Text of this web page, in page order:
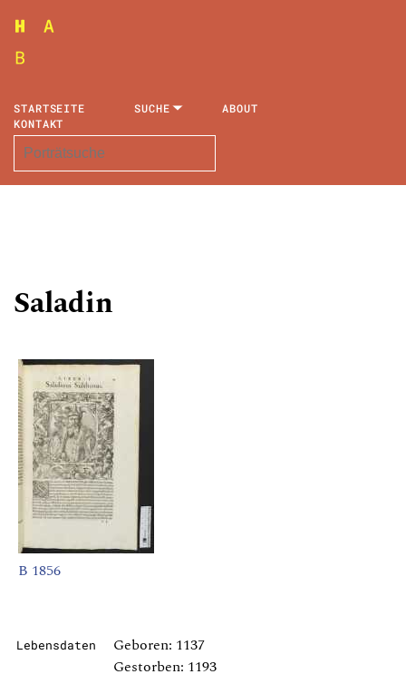
STARTSEITE SUCHE
ABOUT
KONTAKT
Saladin
B 1856
Lebensdaten
Geboren: 1137
Gestorben: 1193